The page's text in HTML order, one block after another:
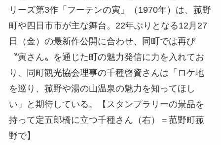
リーズ第3作「フーテンの寅」（1970年）は、菰野
町や四日市市が主な舞台。22年ぶりとなる12月27
日（金）の最新作公開に合わせ、同町では再び
〝寅さん〟を通じた町の魅力発信に力を入れてお
り、同町観光協会理事の千種啓資さんは「ロケ地
を巡り、菰野や湯の山温泉の魅力を知ってほし
い」と期待している。【スタンプラリーの景品を
持って定五郎橋に立つ千種さん（右）＝菰野町菰
野で】